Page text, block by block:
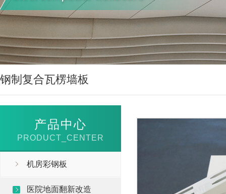
钢制复合瓦楞墙板
产品中心
PRODUCT_CENTER
机房彩钢板
医院地面翻新改造